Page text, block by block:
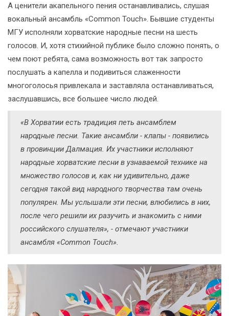
А ценители акапельного пения останавливались, слушая
вокальный ансамбль «Common Touch». Бывшие студенты
МГУ исполняли хорватские народные песни на шесть
голосов. И, хотя стихийной публике было сложно понять, о
чем поют ребята, сама возможность вот так запросто
послушать а капелла и подивиться слаженности
многоголосья привлекала и заставляла останавливаться,
заслушавшись, все большее число людей.
«В Хорватии есть традиция петь ансамблем
народные песни. Такие ансамбли - клапы - появились
в провинции Далмация. Их участники исполняют
народные хорватские песни в узнаваемой технике на
множество голосов и, как ни удивительно, даже
сегодня такой вид народного творчества там очень
популярен. Мы услышали эти песни, влюбились в них,
после чего решили их разучить и знакомить с ними
российского слушателя», - отмечают участники
ансамбля «Common Touch».